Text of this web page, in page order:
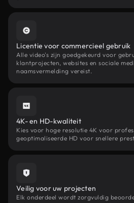
Licentie voor commercieel gebruik
Alle video's zijn goedgekeurd voor
klantprojecten, websites en sociale
naamsvermelding vereist.
4K- en HD-kwaliteit
Kies voor hoge resolutie 4K voor
geoptimaliseerde HD voor snellere
Veilig voor uw projecten
Elk onderdeel wordt zorgvuldig